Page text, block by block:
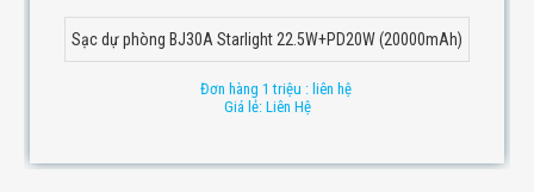
Sạc dự phòng BJ30A Starlight 22.5W+PD20W (20000mAh)
Đơn hàng 1 triệu : liên hệ
Giá lẻ: Liên Hệ